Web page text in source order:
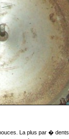
La plus par � dents